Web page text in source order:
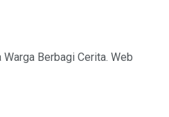
Berbagi Cerita. Web